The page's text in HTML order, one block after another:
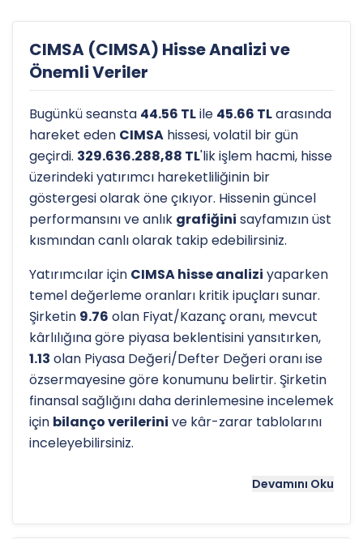
CIMSA (CIMSA) Hisse Analizi ve
Önemli Veriler
Bugünkü seansta 44.56 TLile 45.66 TLarasında
hareket eden CIMSA hissesi, volatil bir gün
geçirdi. 329.636.288,88 TL'lik işlem hacmi, hisse
üzerindeki yatırımcı hareketliliğinin bir
göstergesi olarak öne çıkıyor. Hissenin güncel
performansını ve anlık grafiğini sayfamızın üst
kısmından canlı olarak takip edebilirsiniz.
Yatırımcılar için CIMSA hisse analizi yaparken
temel değerleme oranları kritik ipuçları sunar.
Şirketin 9.76 olan Fiyat/Kazanç oranı, mevcut
kârlılığına göre piyasa beklentisini yansıtırken,
1.13 olan Piyasa Değeri/Defter Değeri oranı ise
özsermayesine göre konumunu belirtir. Şirketin
finansal sağlığını daha derinlemesine incelemek
için bilanço verilerini ve kâr-zarar tablolarını
inceleyebilirsiniz.
Hissenin uzun vadeli trendini ve potansiyel
analizgöstergeleri önemli bir araçtır. Hissenin
Devamını Oku